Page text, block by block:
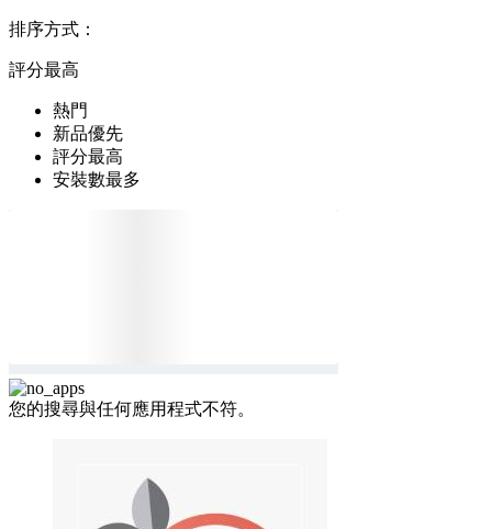
排序方式：
評分最高
熱門
新品優先
評分最高
安裝數最多
您的搜尋與任何應用程式不符。